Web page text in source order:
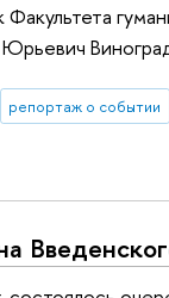
репортаж о событии